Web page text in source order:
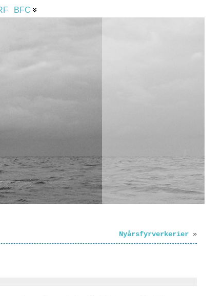
BFC
Nyårsfyrverkerier»